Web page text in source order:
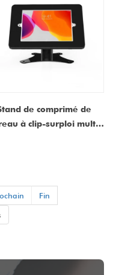
de comprimé de
à clip-surploi multi-
la durabilité
Fin